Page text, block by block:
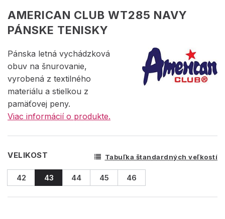
AMERICAN CLUB WT285 NAVY
PÁNSKE TENISKY
Pánska letná vychádzková
obuv na šnurovanie,
vyrobená z textilného
materiálu a stielkou z
pamäťovej peny.
Viac informácií o produkte.
VELIKOST Tabuľka štandardných veľkostí
42 43 44 45 46